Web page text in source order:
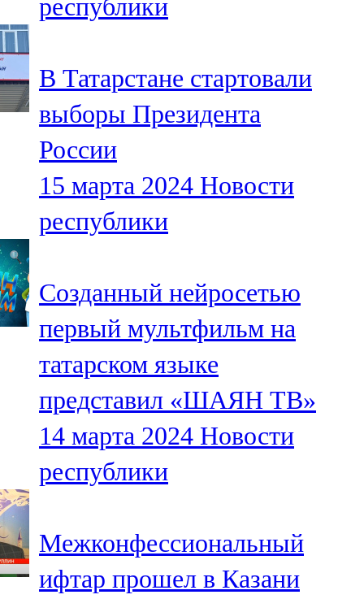
республики
В Татарстане стартовали
выборы Президента
России
15 марта 2024 Новости
республики
Созданный нейросетью
первый мультфильм на
татарском языке
представил «ШАЯН ТВ»
14 марта 2024 Новости
республики
Межконфессиональный
ифтар прошел в Казани